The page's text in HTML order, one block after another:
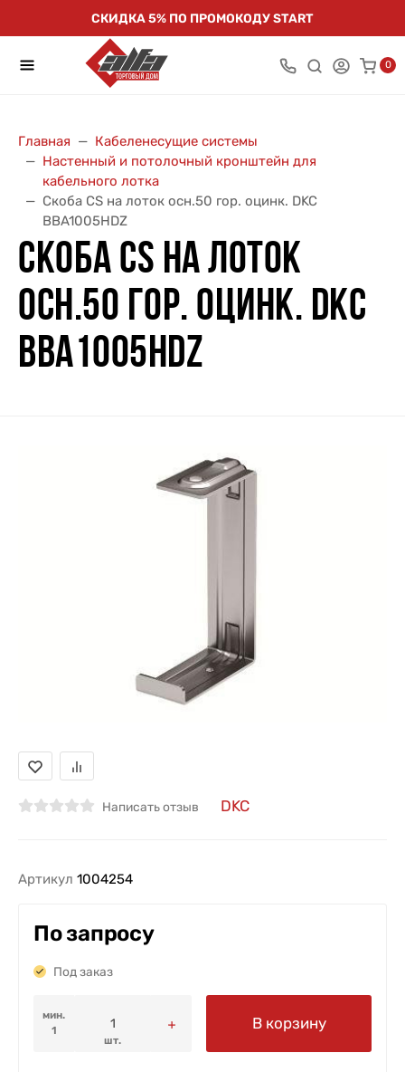
СКИДКА 5% ПО ПРОМОКОДУ START
0
Главная
Кабеленесущие системы
Настенный и потолочный кронштейн для
кабельного лотка
Скоба CS на лоток осн.50 гор. оцинк. DKC
BBA1005HDZ
СКОБА CS НА ЛОТОК
ОСН.50 ГОР. ОЦИНК. DKC
BBA1005HDZ
Написать отзыв DKC
Артикул 1004254
По запросу
Под заказ
мин.
1
шт.
В корзину